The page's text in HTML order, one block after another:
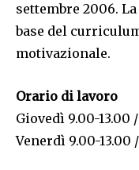
settembre 2006.
base del
motivazionale.
Orario di lavoro
Giovedì 9.00-13.00
Venerdì 9.00-13.00